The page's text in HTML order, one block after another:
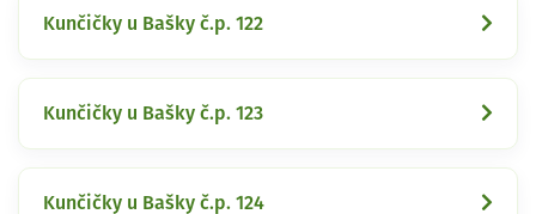
Kunčičky u Bašky č.p. 122
Kunčičky u Bašky č.p. 123
Kunčičky u Bašky č.p. 124